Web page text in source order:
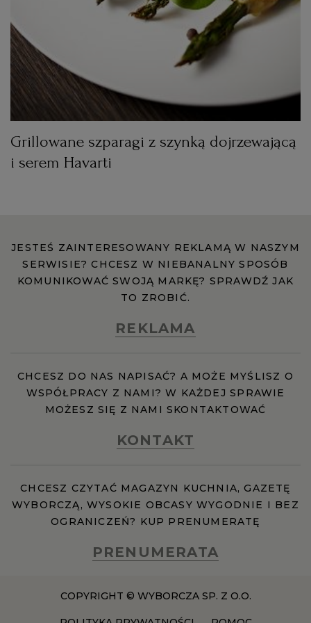
SZCZECIN
WAŁBRZYCH
WARSZAWA
WROCŁAW
ZAKOPANE
ZIELONA GÓRA
Grillowane szparagi z szynką dojrzewającą
i serem Havarti
JESTEŚ ZAINTERESOWANY REKLAMĄ W NASZYM
SERWISIE? CHCESZ W NIEBANALNY SPOSÓB
KOMUNIKOWAĆ SWOJĄ MARKĘ? SPRAWDŹ JAK
TO ZROBIĆ.
REKLAMA
CHCESZ DO NAS NAPISAĆ? A MOŻE MYŚLISZ O
WSPÓŁPRACY Z NAMI? W KAŻDEJ SPRAWIE
MOŻESZ SIĘ Z NAMI SKONTAKTOWAĆ
KONTAKT
CHCESZ CZYTAĆ MAGAZYN KUCHNIA, GAZETĘ
WYBORCZĄ, WYSOKIE OBCASY WYGODNIE I BEZ
OGRANICZEŃ? KUP PRENUMERATĘ
PRENUMERATA
COPYRIGHT © WYBORCZA SP. Z O.O.